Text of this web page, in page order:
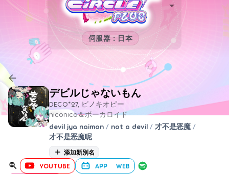
伺服器：日本
デビルじゃないもん
DECO*27, ピノキオピー
niconico＆ボーカロイド
devil jya naimon / not a devil / 才不是恶魔 /
才不是恶魔呢
添加新別名
YOUTUBE APP WEB